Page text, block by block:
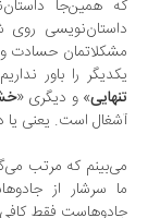
همین‌جا
روی شانه‌
حسادت و بخل
را باور نداریم. و
» و دیگری «خشم‌ و
است. یعنی یا دزدی‌
که مرتب می‌گویند
سرشار از
فقط کافی‌ است